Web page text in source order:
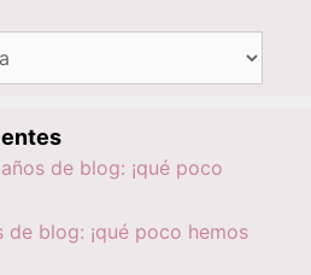
de blog: ¡qué poco
de blog: ¡qué poco hemos